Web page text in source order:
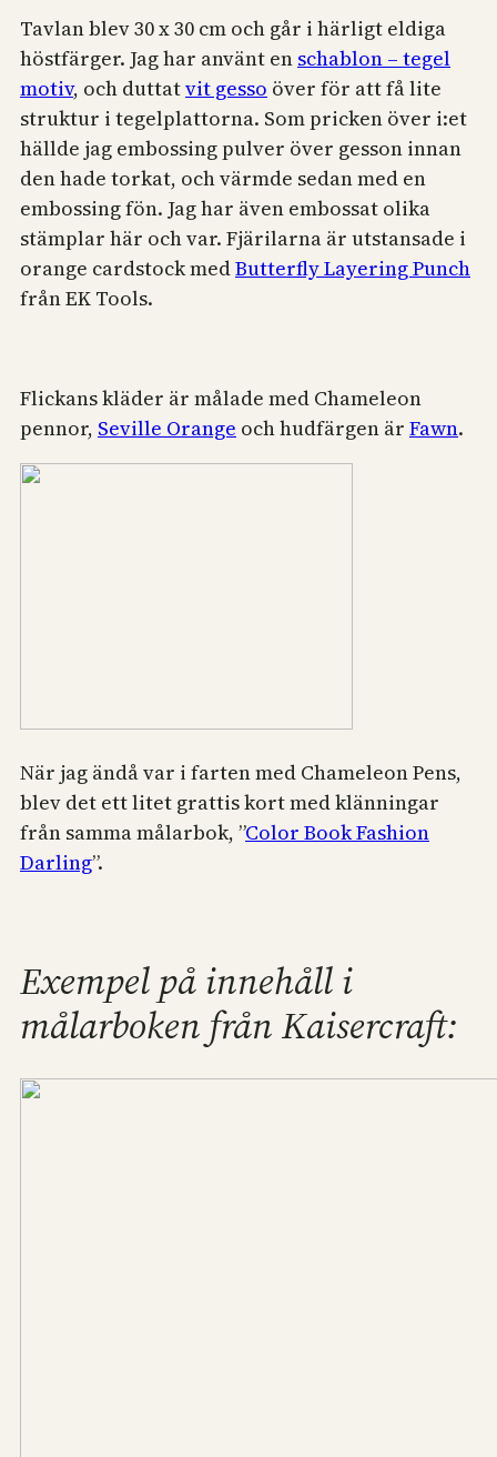
Tavlan blev 30 x 30 cm och går i härligt eldiga
höstfärger. Jag har använt en schablon – tegel
motiv, och duttatvit gesso över för att få lite
struktur i tegelplattorna. Som pricken över i:et
hällde jag embossing pulver över gesson innan
den hade torkat, och värmde sedan med en
embossing fön. Jag har även embossat olika
stämplar här och var. Fjärilarna är utstansade i
orange cardstock medButterfly Layering Punch
från EK Tools.
Flickans kläder är målade med Chameleon
pennor, Seville Orange och hudfärgen är Fawn.
När jag ändå var i farten med Chameleon Pens,
blev det ett litet grattis kort med klänningar
från samma målarbok, ”Color Book Fashion
Darling”.
Exempel på innehåll i
målarboken från Kaisercraft: